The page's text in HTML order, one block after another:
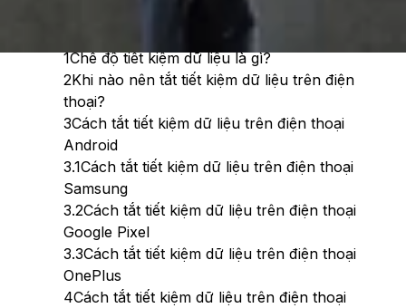
1Chế độ tiết kiệm dữ liệu là gì?
2Khi nào nên tắt tiết kiệm dữ liệu trên điện
thoại?
3Cách tắt tiết kiệm dữ liệu trên điện thoại
Android
3.1Cách tắt tiết kiệm dữ liệu trên điện thoại
Samsung
3.2Cách tắt tiết kiệm dữ liệu trên điện thoại
Google Pixel
3.3Cách tắt tiết kiệm dữ liệu trên điện thoại
OnePlus
4Cách tắt tiết kiệm dữ liệu trên điện thoại